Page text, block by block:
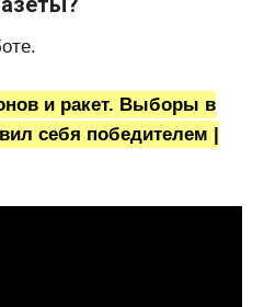
и ракет. Выборы в
себя победителем |